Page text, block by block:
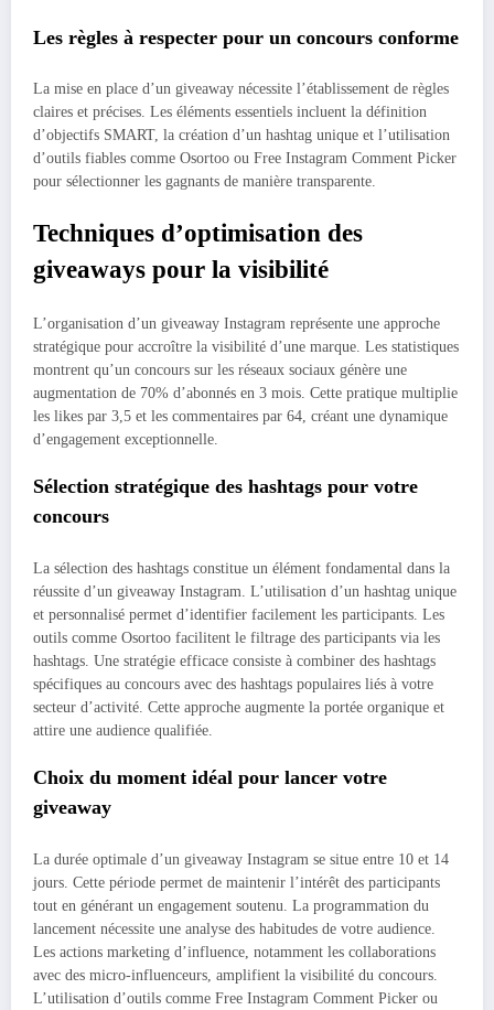
Les règles à respecter pour un concours conforme
La mise en place d’un giveaway nécessite l’établissement de règles
claires et précises. Les éléments essentiels incluent la définition
d’objectifs SMART, la création d’un hashtag unique et l’utilisation
d’outils fiables comme Osortoo ou Free Instagram Comment Picker
pour sélectionner les gagnants de manière transparente.
Techniques d’optimisation des
giveaways pour la visibilité
L’organisation d’un giveaway Instagram représente une approche
stratégique pour accroître la visibilité d’une marque. Les statistiques
montrent qu’un concours sur les réseaux sociaux génère une
augmentation de 70% d’abonnés en 3 mois. Cette pratique multiplie
les likes par 3,5 et les commentaires par 64, créant une dynamique
d’engagement exceptionnelle.
Sélection stratégique des hashtags pour votre
concours
La sélection des hashtags constitue un élément fondamental dans la
réussite d’un giveaway Instagram. L’utilisation d’un hashtag unique
et personnalisé permet d’identifier facilement les participants. Les
outils comme Osortoo facilitent le filtrage des participants via les
hashtags. Une stratégie efficace consiste à combiner des hashtags
spécifiques au concours avec des hashtags populaires liés à votre
secteur d’activité. Cette approche augmente la portée organique et
attire une audience qualifiée.
Choix du moment idéal pour lancer votre
giveaway
La durée optimale d’un giveaway Instagram se situe entre 10 et 14
jours. Cette période permet de maintenir l’intérêt des participants
tout en générant un engagement soutenu. La programmation du
lancement nécessite une analyse des habitudes de votre audience.
Les actions marketing d’influence, notamment les collaborations
avec des micro-influenceurs, amplifient la visibilité du concours.
L’utilisation d’outils comme Free Instagram Comment Picker ou